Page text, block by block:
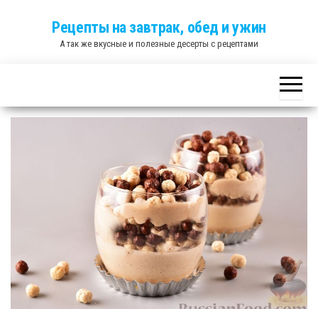
Рецепты на завтрак, обед и ужин
А так же вкусные и полезные десерты с рецептами